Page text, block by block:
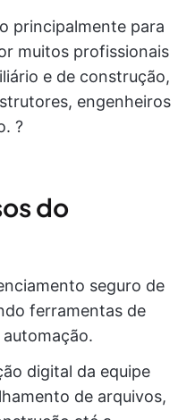
principalmente para
muitos profissionais
e de construção,
engenheiros
?
do
seguro de
ferramentas de
digital da equipe
de arquivos,